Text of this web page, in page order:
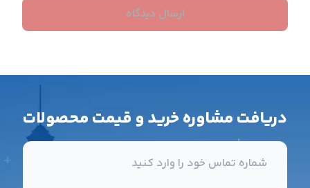
ارسال دیدگاه
دریافت مشاوره خرید و قیمت محصولات